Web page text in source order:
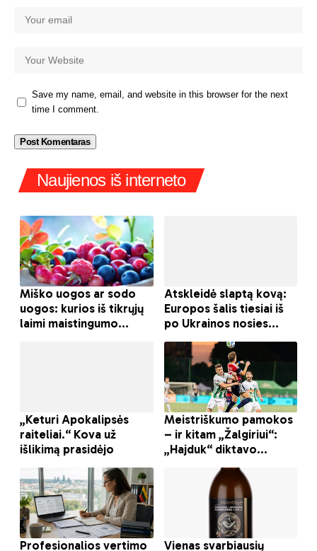
Save my name, email, and website in this browser for the next
time I comment.
Naujienos iš interneto